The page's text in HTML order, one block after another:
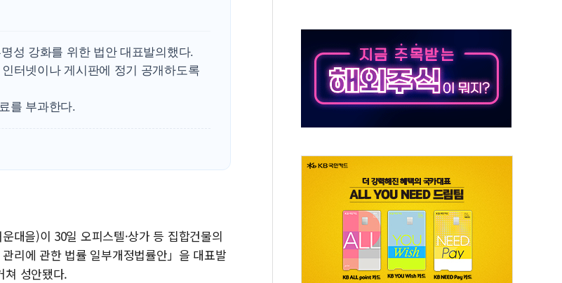
주말 무더위·열대야 지속…내륙 곳곳 소나기
오세훈 "용산공원 주택 검토, 민주당 스스로 원칙 뒤집는 것"
충북 주말 무더위 지속…청주·진천 35도, 곳곳 소나기
10월 보완수사권 폐지·공소청 출범…피해자들 '범죄 사각지대' 우려
한상협, 업계 개인정보 보안 새판 짠다…'자율규제단체' 타진
성 강화를 위한 법안 대표발의했다.
터넷이나 게시판에 정기 공개하도록
를 부과한다.
대을)이 30일 오피스텔·상가 등 집합건물의
리에 관한 법률 일부개정법률안」을 대표발
쳐 성안됐다.